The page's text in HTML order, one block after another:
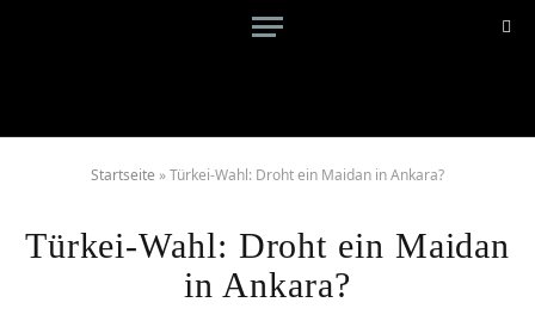
Startseite »Türkei-Wahl: Droht ein Maidan in Ankara?
Türkei-Wahl: Droht ein Maidan
in Ankara?